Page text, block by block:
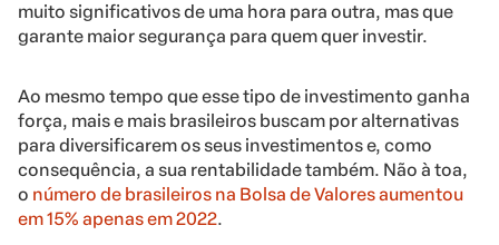
muito significativos de uma hora para outra, mas que
garante maior segurança para quem quer investir.
Ao mesmo tempo que esse tipo de investimento ganha
força, mais e mais brasileiros buscam por alternativas
para diversificarem os seus investimentos e, como
consequência, a sua rentabilidade também. Não à toa,
o número de brasileiros na Bolsa de Valores aumentou
em 15% apenas em 2022.